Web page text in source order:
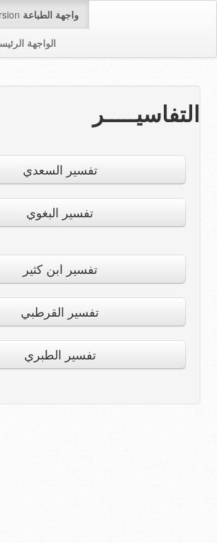
واجهة الطباعة
الواجهة
التفاسيـــــر
تفسير السعدي
تفسير البغوي
تفسير ابن كثير
تفسير القرطبي
تفسير الطبري